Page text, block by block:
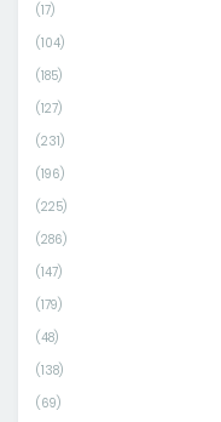
(17)
(104)
(185)
(127)
(231)
(196)
(225)
(286)
(147)
(179)
(48)
(138)
(69)